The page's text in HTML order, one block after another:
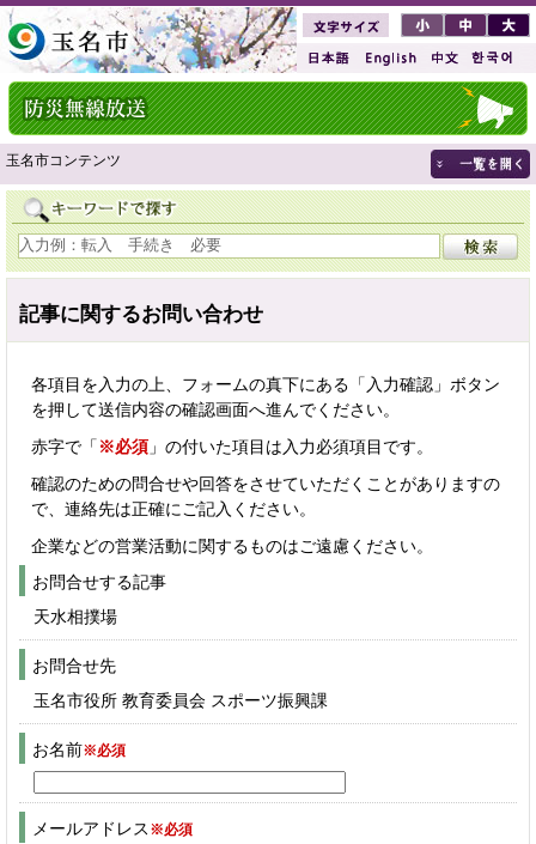
玉名市コンテンツ
記事に関するお問い合わせ
各項目を入力の上、フォームの真下にある「入力確認」ボタン
を押して送信内容の確認画面へ進んでください。
赤字で「 ※必須 」の付いた項目は入力必須項目です。
確認のための問合せや回答をさせていただくことがありますの
で、連絡先は正確にご記入ください。
企業などの営業活動に関するものはご遠慮ください。
お問合せする記事
天水相撲場
お問合せ先
玉名市役所 教育委員会 スポーツ振興課
お名前※必須
メールアドレス ※必須